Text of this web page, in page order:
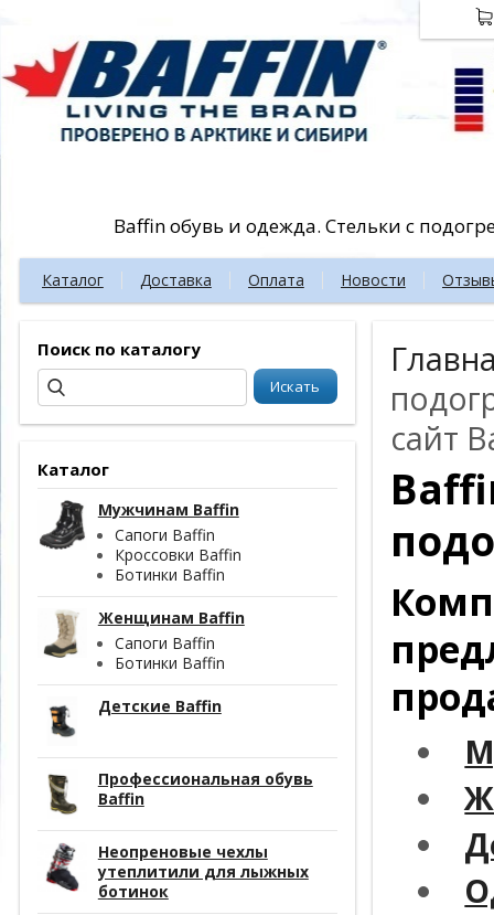
Baffin обувь и одежда. Стельки с
Каталог Доставка Оплата Новости
Поиск по каталогу
Каталог
Мужчинам Baffin
Сапоги Baffin
Кроссовки Baffin
Ботинки Baffin
Женщинам Baffin
Сапоги Baffin
Ботинки Baffin
Детские Baffin
Профессиональная обувь
Baffin
Неопреновые чехлы
утеплитили для лыжных
ботинок
сайт